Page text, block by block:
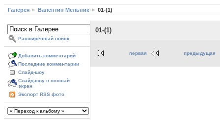
Галерея Валентин Мельник 01-(1)
Расширенный поиск
Добавить комментарий
Последние комментарии
Слайд-шоу
Слайд-шоу в полный
экран
Экспорт RSS фото
01-(1)
первая предыдущая